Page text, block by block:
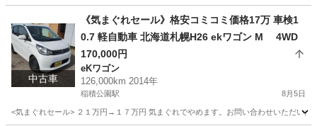
稲積公園駅 ゼスト
中古車
《気まぐれセール》格安コミコミ価格17万 車検1
0.7 軽自動車 北海道札幌H26 ekワゴン M 4WD
170,000円
eKワゴン
126,000km 2014年
稲積公園駅 8月5日
<気まぐれセール> ２１万円→１７万円 気まぐれでやめます。お問い合わせいただい